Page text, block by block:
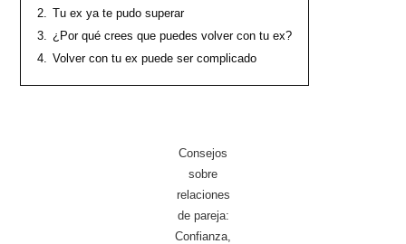
2. Tu ex ya te pudo superar
3. ¿Por qué crees que puedes volver con tu ex?
4. Volver con tu ex puede ser complicado
Consejos
sobre
relaciones
de pareja:
Confianza,